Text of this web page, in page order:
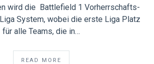
wird die Battlefield 1 Vorherrschafts-
System, wobei die erste Liga Platz
für alle Teams, die in…
READ MORE